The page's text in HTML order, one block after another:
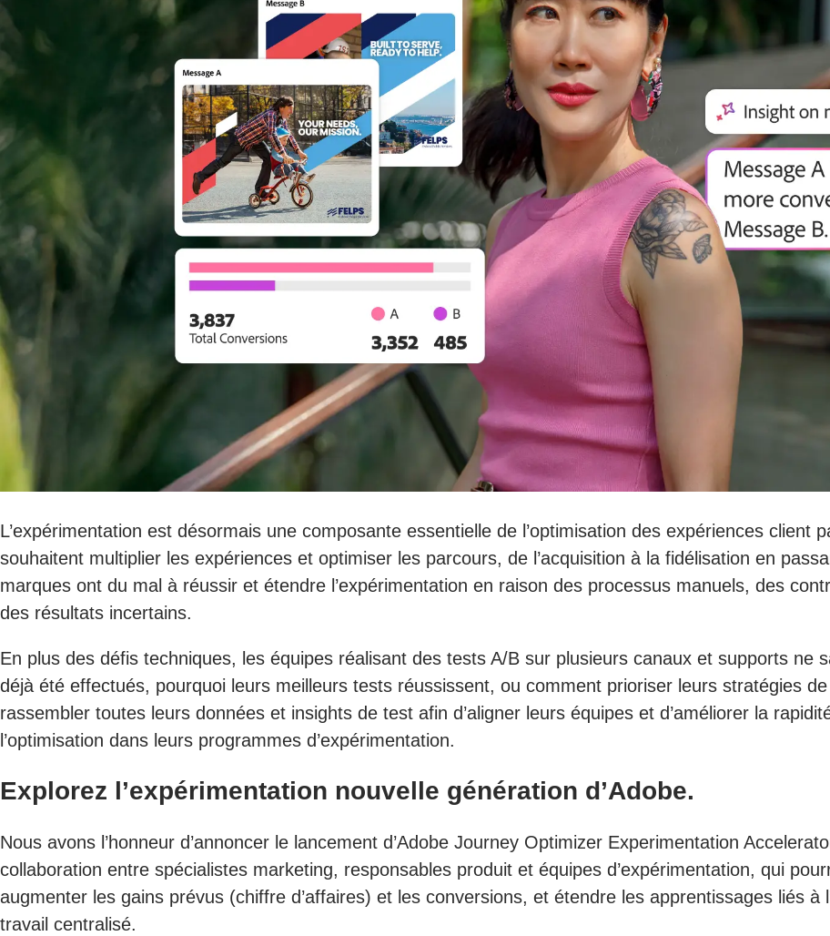
L’expérimentation est désormais une composante essentielle de l’optimisation des expériences client
souhaitent multiplier les expériences et optimiser les parcours, de l’acquisition à la fidélisation en
marques ont du mal à réussir et étendre l’expérimentation en raison des processus manuels, des
des résultats incertains.
En plus des défis techniques, les équipes réalisant des tests A/B sur plusieurs canaux et supports ne
déjà été effectués, pourquoi leurs meilleurs tests réussissent, ou comment prioriser leurs stratégies
rassembler toutes leurs données et insights de test afin d’aligner leurs équipes et d’améliorer la
l’optimisation dans leurs programmes d’expérimentation.
Explorez l’expérimentation nouvelle génération d’Adobe.
Nous avons l’honneur d’annoncer le lancement d’Adobe Journey Optimizer Experimentation
collaboration entre spécialistes marketing, responsables produit et équipes d’expérimentation, qui
augmenter les gains prévus (chiffre d’affaires) et les conversions, et étendre les apprentissages liés à
travail centralisé.